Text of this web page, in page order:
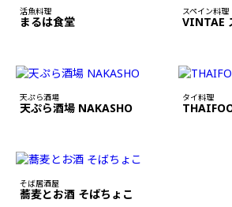
活魚料理
まるは食堂
スペイン料理
VINTAE
天ぷら酒場
天ぷら酒場 NAKASHO
タイ料理
そば居酒屋
蕎麦とお酒 そばちょこ